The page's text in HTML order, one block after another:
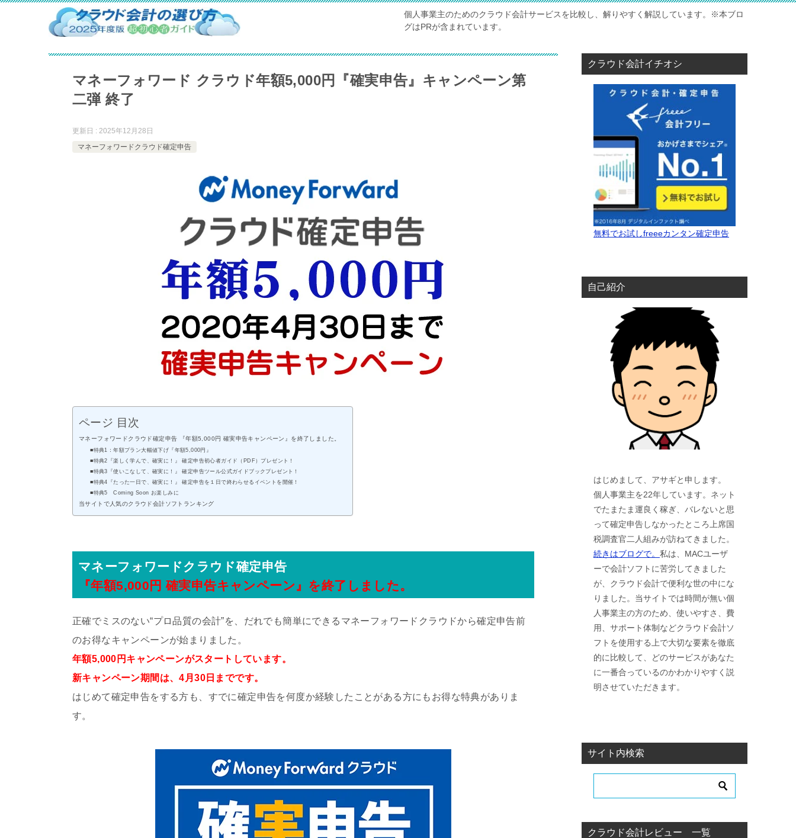
個人事業主のためのクラウド会計サービスを比較し、解りやすく解説しています。※本ブロ
グはPRが含まれています。
マネーフォワード クラウド年額5,000円『確実申告』キャンペーン第
二弾 終了
更新日 : 2025年12月28日
マネーフォワードクラウド確定申告
ページ 目次
マネーフォワードクラウド確定申告 『年額5,000円 確実申告キャンペーン』を終了しました。
■特典1：年額プラン大幅値下げ『年額5,000円』
■特典2『楽しく学んで、確実に！』 確定申告初心者ガイド（PDF）プレゼント！
■特典3『使いこなして、確実に！』 確定申告ツール公式ガイドブックプレゼント！
■特典4『たった一日で、確実に！』 確定申告を１日で終わらせるイベントを開催！
■特典5 Coming Soon お楽しみに
当サイトで人気のクラウド会計ソフトランキング
マネーフォワードクラウド確定申告
『年額5,000円 確実申告キャンペーン』を終了しました。
正確でミスのない“プロ品質の会計”を、だれでも簡単にできるマネーフォワードクラウドから確定申告前
のお得なキャンペーンが始まりました。
年額5,000円キャンペーンがスタートしています。
新キャンペーン期間は、4月30日までです。
はじめて確定申告をする方も、すでに確定申告を何度か経験したことがある方にもお得な特典がありま
す。
クラウド会計イチオシ
無料でお試しfreeeカンタン確定申告
自己紹介
はじめまして、アサギと申します。
個人事業主を22年しています。ネット
でたまたま運良く稼ぎ、バレないと思
って確定申告しなかったところ上席国
税調査官二人組みが訪ねてきました。
続きはブログで。 私は、MACユーザ
ーで会計ソフトに苦労してきました
が、クラウド会計で便利な世の中にな
りました。当サイトでは時間が無い個
人事業主の方のため、使いやすさ、費
用、サポート体制などクラウド会計ソ
フトを使用する上で大切な要素を徹底
的に比較して、どのサービスがあなた
に一番合っているのかわかりやすく説
明させていただきます。
サイト内検索
クラウド会計レビュー 一覧